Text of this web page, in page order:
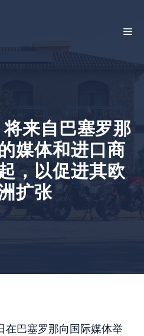
菜
来自巴塞罗那
媒体和进口商
，以促进其欧
扩张
在巴塞罗那向国际媒体举